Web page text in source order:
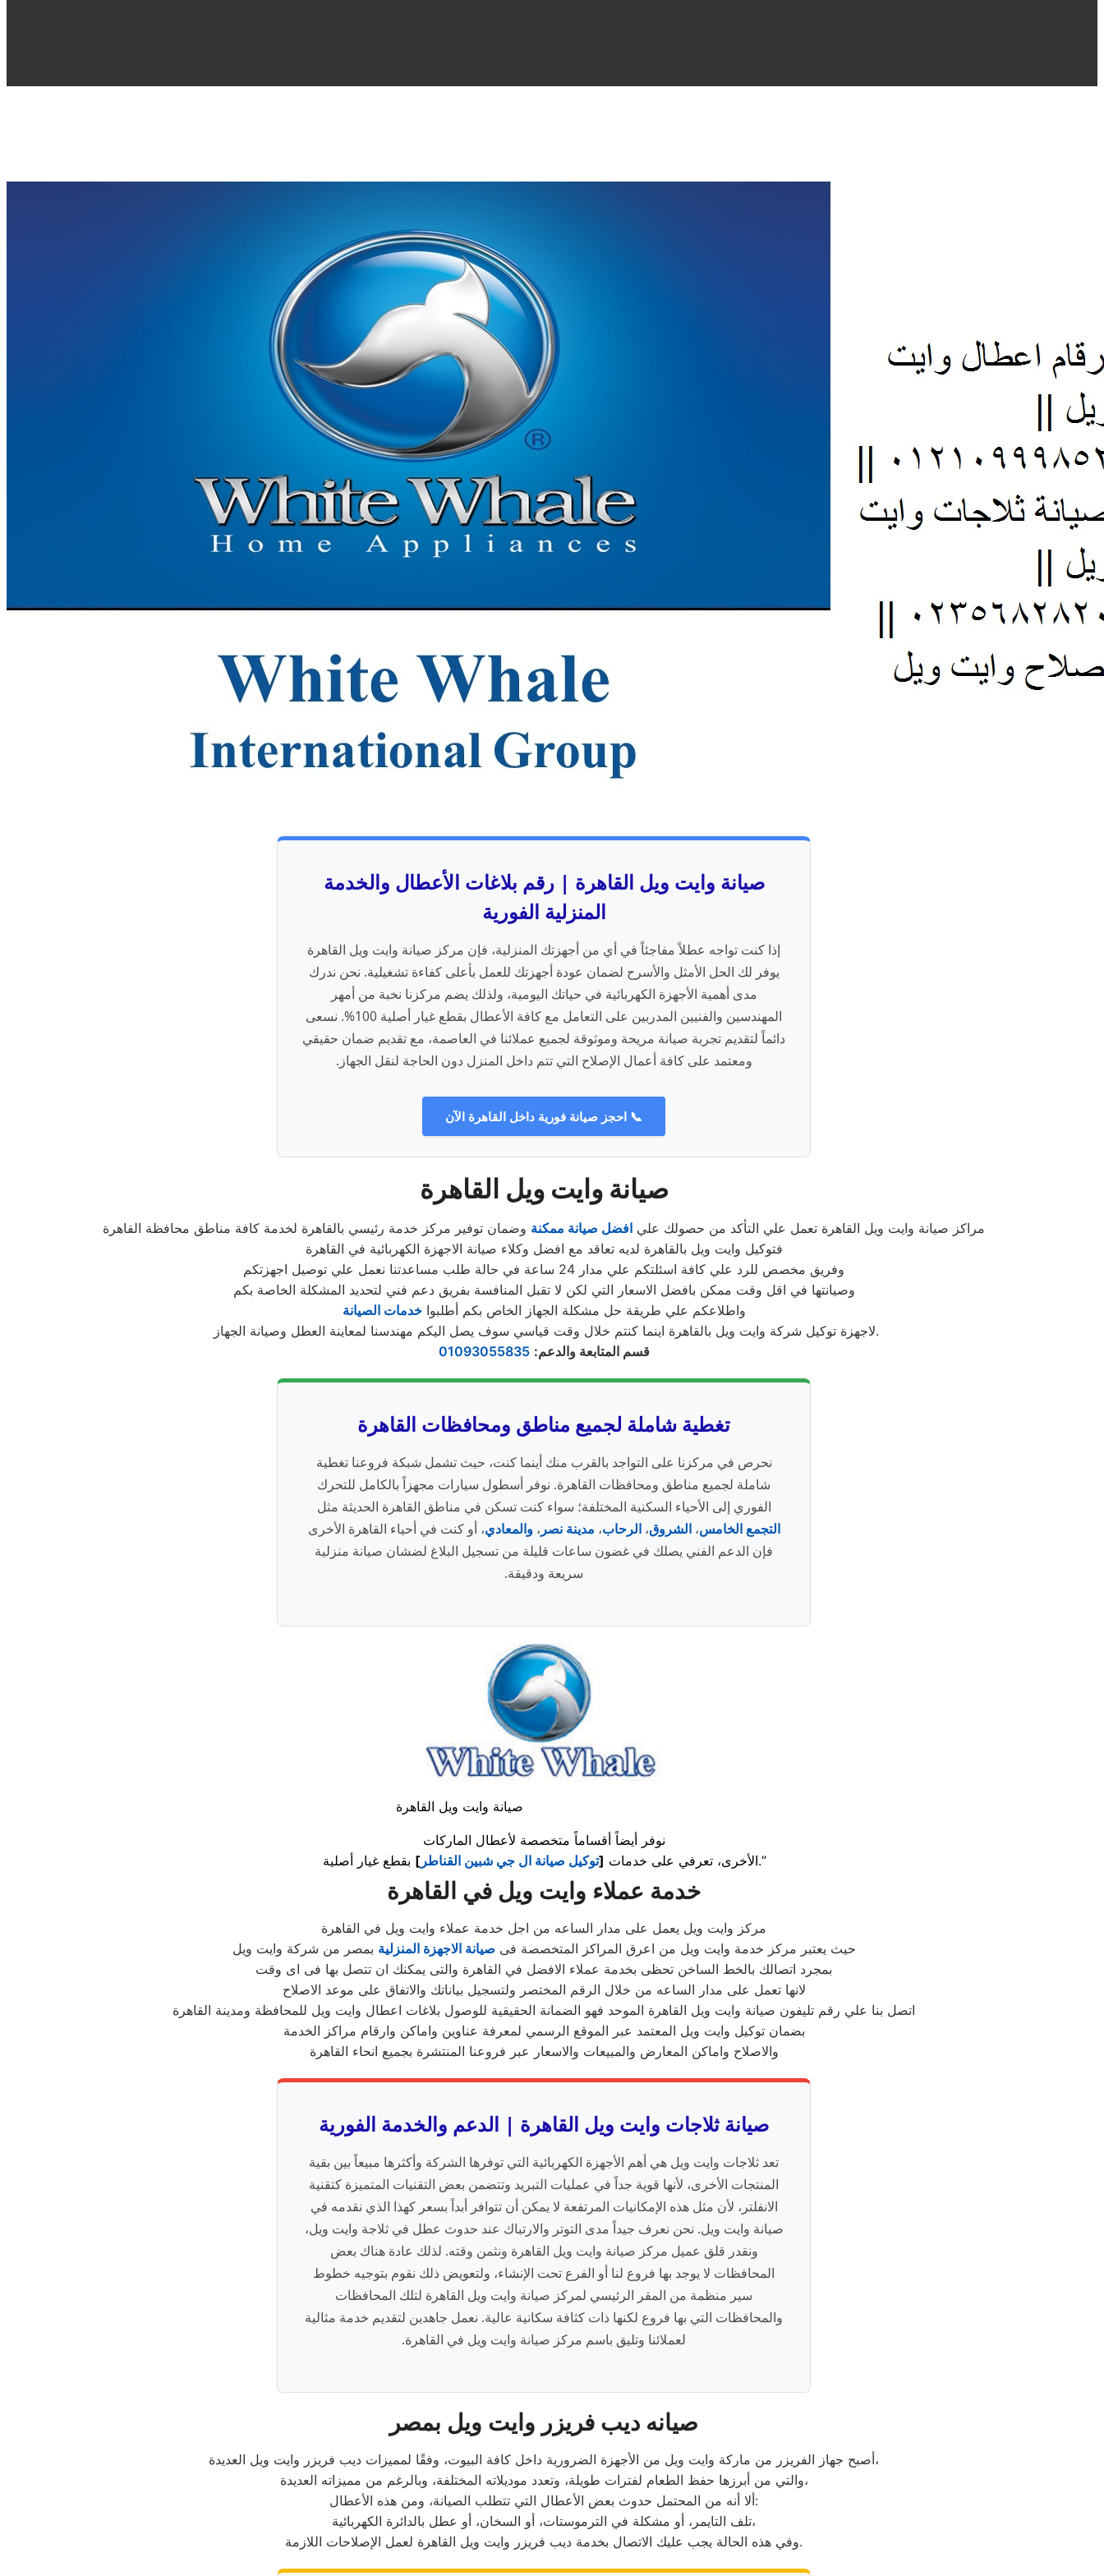
صيانة وايت ويل القاهرة | رقم بلاغات الأعطال والخدمة
المنزلية الفورية
إذا كنت تواجه عطلاً مفاجئاً في أي من أجهزتك المنزلية، فإن مركز صيانة وايت ويل القاهرة
يوفر لك الحل الأمثل والأسرح لضمان عودة أجهزتك للعمل بأعلى كفاءة تشغيلية. نحن ندرك
مدى أهمية الأجهزة الكهربائية في حياتك اليومية، ولذلك يضم مركزنا نخبة من أمهر
المهندسين والفنيين المدربين على التعامل مع كافة الأعطال بقطع غيار أصلية 100%. نسعى
دائماً لتقديم تجربة صيانة مريحة وموثوقة لجميع عملائنا في العاصمة، مع تقديم ضمان حقيقي
ومعتمد على كافة أعمال الإصلاح التي تتم داخل المنزل دون الحاجة لنقل الجهاز.
📞 احجز صيانة فورية داخل القاهرة الآن
صيانة وايت ويل القاهرة
مراكز صيانة وايت ويل القاهرة تعمل علي التأكد من حصولك علي افضل صيانة ممكنة وضمان توفير مركز خدمة رئيسي بالقاهرة لخدمة كافة مناطق محافظة القاهرة
فتوكيل وايت ويل بالقاهرة لديه تعاقد مع افضل وكلاء صيانة الاجهزة الكهربائية في القاهرة
وفريق مخصص للرد علي كافة اسئلتكم علي مدار 24 ساعة في حالة طلب مساعدتنا نعمل علي توصيل اجهزتكم
وصيانتها في اقل وقت ممكن بافضل الاسعار التي لكن لا تقبل المنافسة بفريق دعم فني لتحديد المشكلة الخاصة بكم
واطلاعكم علي طريقة حل مشكلة الجهاز الخاص بكم أطلبواخدمات الصيانة
لاجهزة توكيل شركة وايت ويل بالقاهرة اينما كنتم خلال وقت قياسي سوف يصل اليكم مهندسنا لمعاينة العطل وصيانة الجهاز.
قسم المتابعة والدعم:
01093055835
تغطية شاملة لجميع مناطق ومحافظات القاهرة
نحرص في مركزنا على التواجد بالقرب منك أينما كنت، حيث تشمل شبكة فروعنا تغطية
شاملة لجميع مناطق ومحافظات القاهرة. نوفر أسطول سيارات مجهزاً بالكامل للتحرك
الفوري إلى الأحياء السكنية المختلفة؛ سواء كنت تسكن في مناطق القاهرة الحديثة مثل
التجمع الخامس،الشروق،الرحاب، مدينة نصر ،والمعادي، أو كنت في أحياء القاهرة الأخرى
فإن الدعم الفني يصلك في غضون ساعات قليلة من تسجيل البلاغ لضشان صيانة منزلية
سريعة ودقيقة.
صيانة وايت ويل القاهرة
نوفر أيضاً أقساماً متخصصة لأعطال الماركات
الأخرى، تعرفي على خدمات [توكيل صيانة ال جي شبين القناطر ] بقطع غيار أصلية.”
خدمة عملاء وايت ويل في القاهرة
مركز وايت ويل يعمل على مدار الساعه من اجل خدمة عملاء وايت ويل في القاهرة
حيث يعتبر مركز خدمة وايت ويل من اعرق المراكز المتخصصة فى صيانة الاجهزة المنزلية بمصر من شركة وايت ويل
بمجرد اتصالك بالخط الساخن تحظى بخدمة عملاء الافضل في القاهرة والتى يمكنك ان تتصل بها فى اى وقت
لانها تعمل على مدار الساعه من خلال الرقم المختصر ولتسجيل بياناتك والاتفاق على موعد الاصلاح
اتصل بنا علي رقم تليفون صيانة وايت ويل القاهرة الموحد فهو الضمانة الحقيقية للوصول بلاغات اعطال وايت ويل للمحافظة ومدينة القاهرة
بضمان توكيل وايت ويل المعتمد عبر الموقع الرسمي لمعرفة عناوين واماكن وارقام مراكز الخدمة
والاصلاح واماكن المعارض والمبيعات والاسعار عبر فروعنا المنتشرة بجميع انحاء القاهرة
صيانة ثلاجات وايت ويل القاهرة | الدعم والخدمة الفورية
تعد ثلاجات وايت ويل هي أهم الأجهزة الكهربائية التي توفرها الشركة وأكثرها مبيعاً بين بقية
المنتجات الأخرى، لأنها قوية جداً في عمليات التبريد وتتضمن بعض التقنيات المتميزة كتقنية
الانفلتر، لأن مثل هذه الإمكانيات المرتفعة لا يمكن أن تتوافر أبداً بسعر كهذا الذي نقدمه في
صيانة وايت ويل. نحن نعرف جيداً مدى التوتر والارتباك عند حدوث عطل في ثلاجة وايت ويل،
ونقدر قلق عميل مركز صيانة وايت ويل القاهرة ونثمن وقته. لذلك عادة هناك بعض
المحافظات لا يوجد بها فروع لنا أو الفرع تحت الإنشاء، ولتعويض ذلك نقوم بتوجيه خطوط
سير منظمة من المقر الرئيسي لمركز صيانة وايت ويل القاهرة لتلك المحافظات
والمحافظات التي بها فروع لكنها ذات كثافة سكانية عالية. نعمل جاهدين لتقديم خدمة مثالية
لعملائنا وتليق باسم مركز صيانة وايت ويل في القاهرة.
صيانه ديب فريزر وايت ويل بمصر
أصبح جهاز الفريزر من ماركة وايت ويل من الأجهزة الضرورية داخل كافة البيوت، وفقًا لمميزات ديب فريزر وايت ويل العديدة،
والتي من أبرزها حفظ الطعام لفترات طويلة، وتعدد موديلاته المختلفة، وبالرغم من مميزاته العديدة،
ألا أنه من المحتمل حدوث بعض الأعطال التي تتطلب الصيانة، ومن هذه الأعطال:
تلف التايمر، أو مشكلة في الترموستات، أو السخان، أو عطل بالدائرة الكهربائية،
وفي هذه الحالة يجب عليك الاتصال بخدمة ديب فريزر وايت ويل القاهرة لعمل الإصلاحات اللازمة.